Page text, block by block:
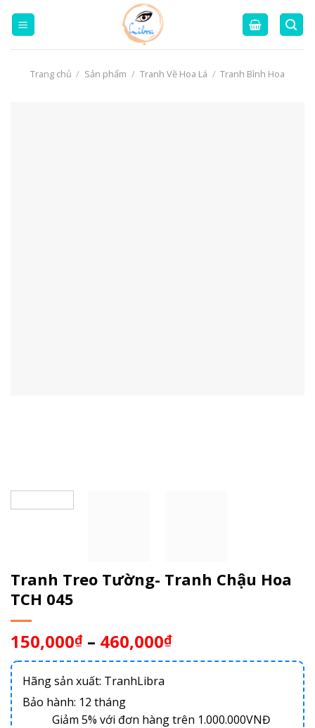
Trang chủ / Sản phẩm / Tranh Về Hoa Lá / Tranh Bình Hoa
Tranh Treo Tường- Tranh Chậu Hoa
TCH 045
150,000₫ – 460,000₫
Hãng sản xuất: TranhLibra
Bảo hành: 12 tháng
Giảm 5% với đơn hàng trên 1.000.000VNĐ